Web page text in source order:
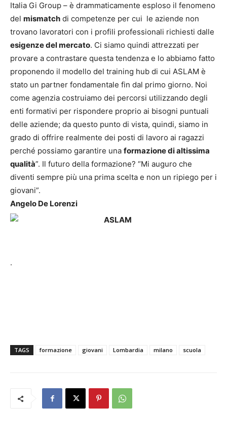
Italia Gi Group – è drammaticamente esploso il fenomeno
del mismatch di competenze per cui le aziende non
trovano lavoratori con i profili professionali richiesti dalle
esigenze del mercato. Ci siamo quindi attrezzati per
provare a contrastare questa tendenza e lo abbiamo fatto
proponendo il modello del training hub di cui ASLAM è
stato un partner fondamentale fin dal primo giorno. Noi
come agenzia costruiamo dei percorsi utilizzando degli
enti formativi per rispondere proprio ai bisogni puntuali
delle aziende; da questo punto di vista, quindi, siamo in
grado di offrire realmente dei posti di lavoro ai ragazzi
perché possiamo garantire una formazione di altissima
qualità”. Il futuro della formazione? “Mi auguro che
diventi sempre più una prima scelta e non un ripiego per i
giovani”.
Angelo De Lorenzi
.
TAGS formazione giovani Lombardia milano scuola